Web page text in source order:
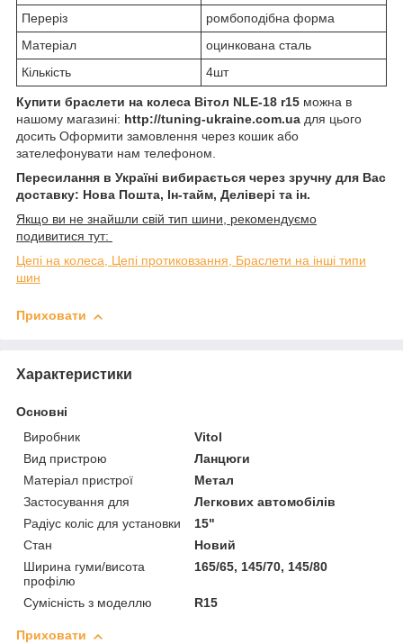
Переріз
ромбоподібна форма
Матеріал
оцинкована сталь
Кількість
4шт
Купити браслети на колеса Вітол NLE-18 r15 можна в
нашому магазині: http://tuning-ukraine.com.ua для цього
досить Оформити замовлення через кошик або
зателефонувати нам телефоном.
Пересилання в Україні вибирається через зручну для Вас
доставку: Нова Пошта, Ін-тайм, Делівері та ін.
Якщо ви не знайшли свій тип шини, рекомендуємо
подивитися тут:
Цепі на колеса, Цепі протиковзання, Браслети на інші типи
шин
Приховати
Характеристики
Основні
Виробник
Vitol
Вид пристрою
Ланцюги
Матеріал пристрої
Метал
Застосування для
Легкових автомобілів
Радіус коліс для установки
15"
Стан
Новий
Ширина гуми/висота
профілю
165/65, 145/70, 145/80
Сумісність з моделлю R15
Приховати